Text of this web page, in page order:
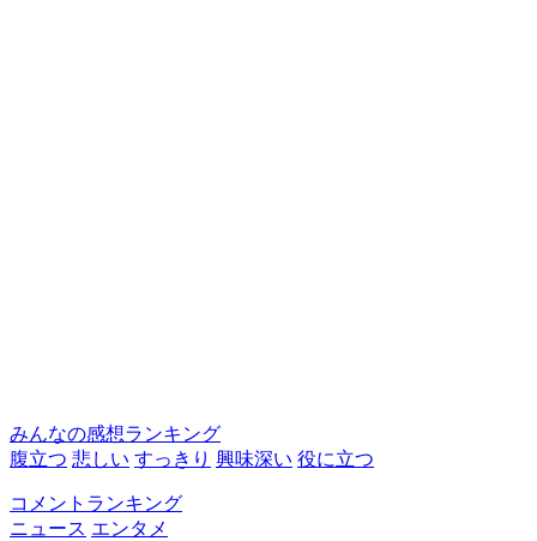
みんなの感想ランキング
腹立つ 悲しい すっきり 興味深い 役に立つ
コメントランキング
ニュース エンタメ